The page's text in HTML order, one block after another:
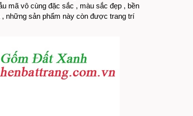
mã vô cùng đặc sắc , màu sắc đẹp , bền
những sản phẩm này còn được trang trí